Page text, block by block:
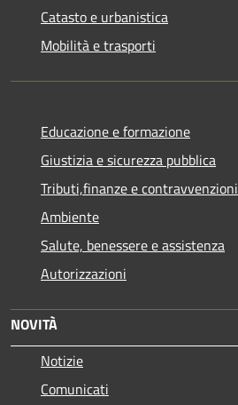
Catasto e urbanistica
Mobilità e trasporti
Educazione e formazione
Giustizia e sicurezza pubblica
Tributi,finanze e contravvenzioni
Ambiente
Salute, benessere e assistenza
Autorizzazioni
NOVITÀ
Notizie
Comunicati